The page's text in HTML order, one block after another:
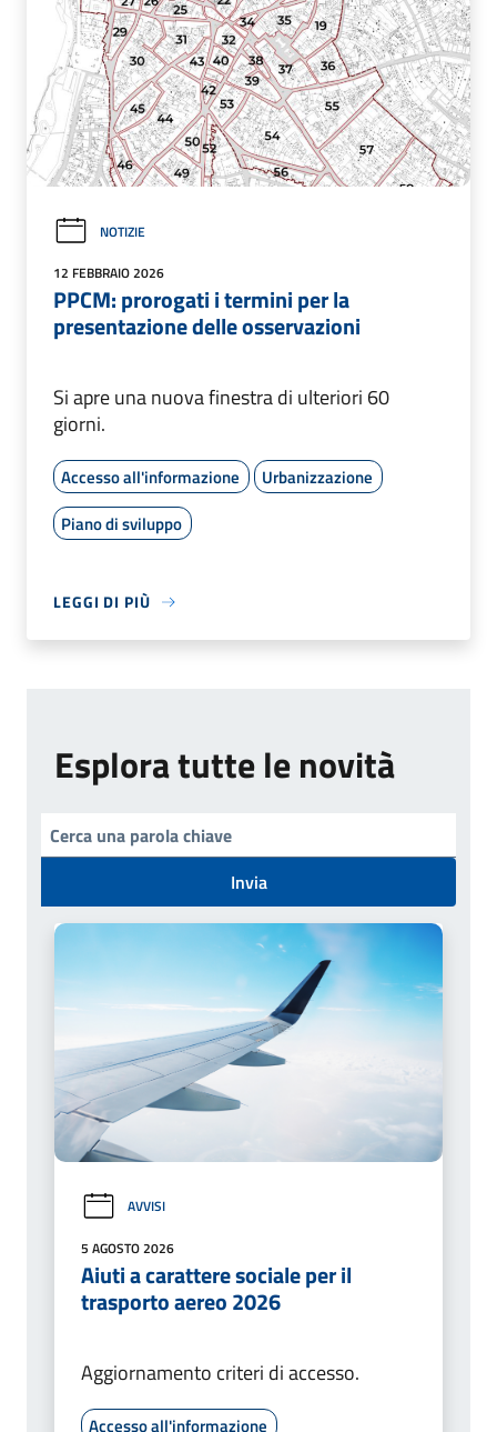
NOTIZIE
12 FEBBRAIO 2026
PPCM: prorogati i termini per la
presentazione delle osservazioni
Si apre una nuova finestra di ulteriori 60
giorni.
Accesso all'informazione
Urbanizzazione
Piano di sviluppo
LEGGI DI PIÙ
Esplora tutte le novità
Invia
AVVISI
5 AGOSTO 2026
Aiuti a carattere sociale per il
trasporto aereo 2026
Aggiornamento criteri di accesso.
Accesso all'informazione